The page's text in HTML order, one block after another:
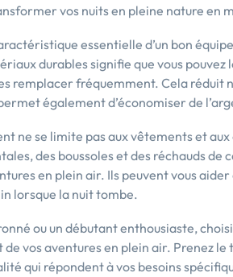
vos nuits en pleine nature en
essentielle d’un bon
durables signifie que vous pouvez
remplacer fréquemment. Cela réduit
également d’économiser de
ne se limite pas aux vêtements et
des boussoles et des réchauds de
en plein air. Ils peuvent vous
lorsque la nuit tombe.
ou un débutant enthousiaste,
vos aventures en plein air. Prenez
qui répondent à vos besoins